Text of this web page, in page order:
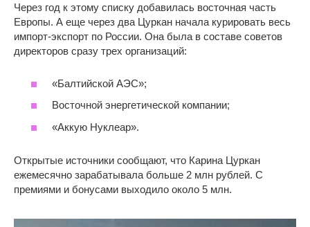
Через год к этому списку добавилась восточная часть
Европы. А еще через два Цуркан начала курировать весь
импорт-экспорт по России. Она была в составе советов
директоров сразу трех организаций:
«Балтийской АЭС»;
Восточной энергетической компании;
«Аккую Нуклеар».
Открытые источники сообщают, что Карина Цуркан
ежемесячно зарабатывала больше 2 млн рублей. С
премиями и бонусами выходило около 5 млн.